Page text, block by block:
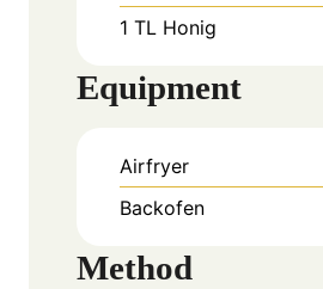
1 TL Honig
Equipment
Airfryer
Backofen
Method